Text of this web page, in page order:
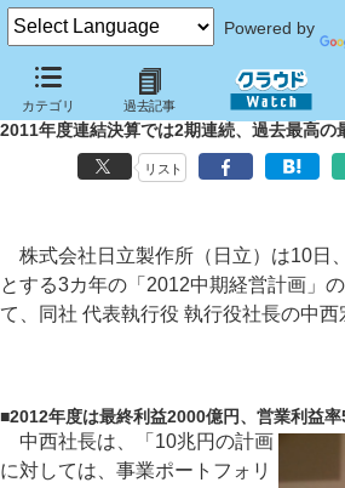
Powered by
カテゴリ 過去記事
日立、中期経営計画は利益目標が計画通りに
がグローバルに拡大」と中西社長
2011年度連結決算では2期連続、過去最高の
リスト
株式会社日立製作所（日立）は10日
とする3カ年の「2012中期経営計画」
て、同社 代表執行役 執行役社長の中西
■2012年度は最終利益2000億円、営業利益
中西社長は、「10兆円の計画
に対しては、事業ポートフォリ